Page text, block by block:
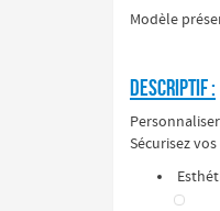
Modèle
DESCRIPTIF :
Sécurisez